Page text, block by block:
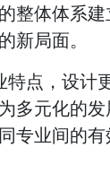
整体体系
新局面。
特点，设计
多元化的
业间的有